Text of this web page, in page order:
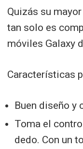
Quizás su
tan solo es
móviles Galaxy
Características
Buen diseño y
Toma el
dedo. Con un